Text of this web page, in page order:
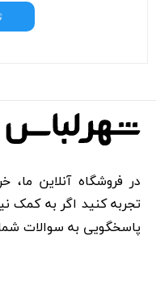
در فروشگاه آنلاین
تجربه کنید اگر به کمک
پاسخگویی به سوالات